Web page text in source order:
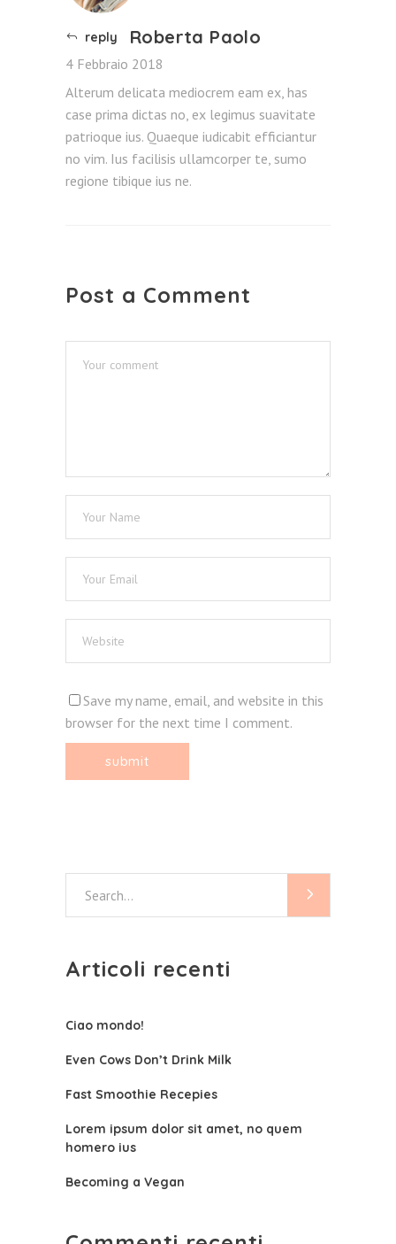
reply Roberta Paolo
4 Febbraio 2018
Alterum delicata mediocrem eam ex, has
case prima dictas no, ex legimus suavitate
patrioque ius. Quaeque iudicabit efficiantur
no vim. Ius facilisis ullamcorper te, sumo
regione tibique ius ne.
Post a Comment
Save my name, email, and website in this
browser for the next time I comment.
for:
Articoli recenti
Ciao mondo!
Even Cows Don’t Drink Milk
Fast Smoothie Recepies
Lorem ipsum dolor sit amet, no quem
homero ius
Becoming a Vegan